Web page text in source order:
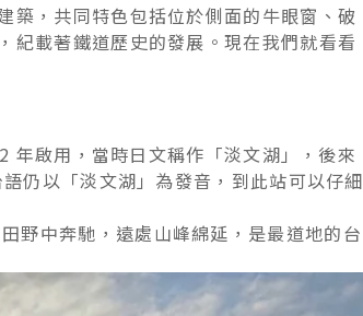
築，共同特色包括位於側面的牛眼窗、破
紀載著鐵道歷史的發展。現在我們就看看
年啟用，當時日文稱作「淡文湖」，後來
仍以「淡文湖」為發音，到此站可以仔細
野中奔馳，遠處山峰綿延，是最道地的台